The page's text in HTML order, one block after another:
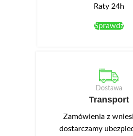
Raty 24h
Sprawdź
Dostawa
Transport
Zamówienia z
dostarczamy